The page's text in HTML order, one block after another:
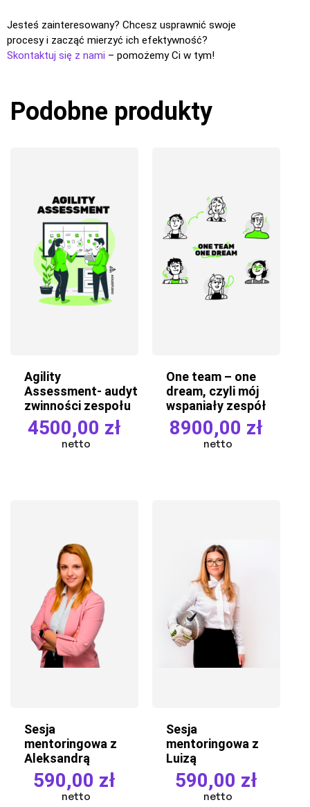
Jesteś zainteresowany? Chcesz usprawnić swoje
procesy i zacząć mierzyć ich efektywność?
Skontaktuj się z nami – pomożemy Ci w tym!
Podobne produkty
Agility
Assessment- audyt
zwinności zespołu
4500,00 zł
netto
One team – one
dream, czyli mój
wspaniały zespół
8900,00 zł
netto
Sesja
mentoringowa z
Aleksandrą
590,00 zł
netto
Sesja
mentoringowa z
Luizą
590,00 zł
netto